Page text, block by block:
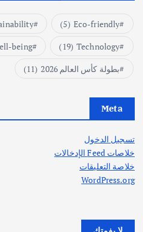
Eco-friendly
(5)
Technology
(19)
being
بطولة كأس العالم 2026
(11)
Meta
تسجيل الدخول
خلاصات Feed الإدخالات
خلاصة التعليقات
WordPress.org